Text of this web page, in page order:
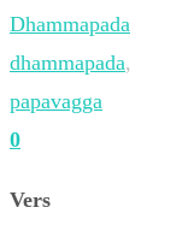
Dhammapada
dhammapada,
papavagga
0
Vers